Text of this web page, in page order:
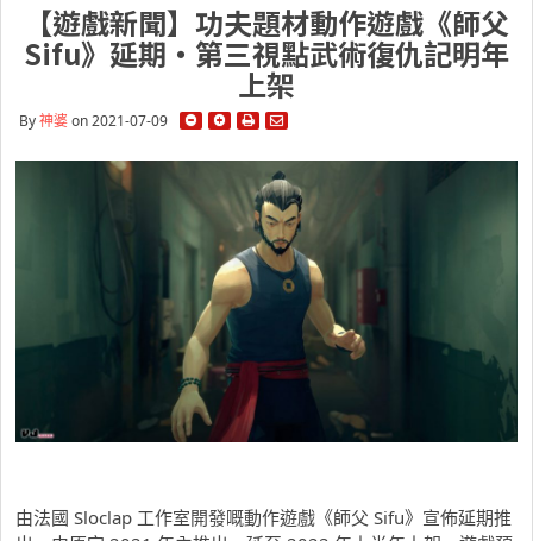
【遊戲新聞】功夫題材動作遊戲《師父
Sifu》延期・第三視點武術復仇記明年
上架
By神婆on 2021-07-09
由法國 Sloclap 工作室開發嘅動作遊戲《師父 Sifu》宣佈延期推